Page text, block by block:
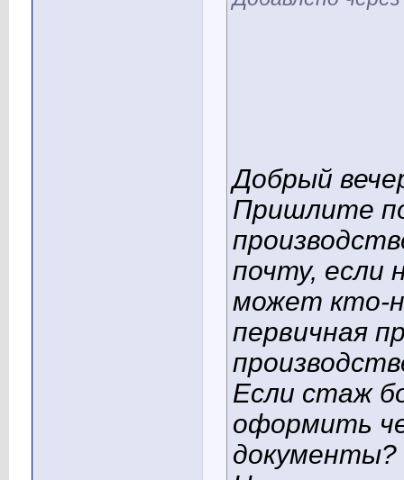
Добрый
Пришлите
почту, если
может кто-
первичная
Если стаж
оформить
документы?